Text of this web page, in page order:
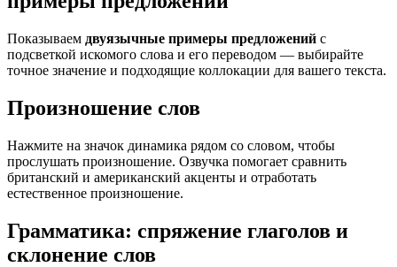
Показываем двуязычные примеры предложений с
подсветкой искомого слова и его переводом — выбирайте
точное значение и подходящие коллокации для вашего текста.
Произношение слов
Нажмите на значок динамика рядом со словом, чтобы
прослушать произношение. Озвучка помогает сравнить
британский и американский акценты и отработать
естественное произношение.
Грамматика: спряжение глаголов и
склонение слов